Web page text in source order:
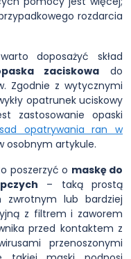
rozdarcia
doposażyć skład
zaciskowa do
Zgodnie z wytycznymi
opatrunek uciskowy
zastosowanie opaski
opatrywania ran w
osobnym artykule.
poszerzyć o maskę do
– taką prostą
lub bardziej
z filtrem i zaworem
przed kontaktem z
przenoszonymi